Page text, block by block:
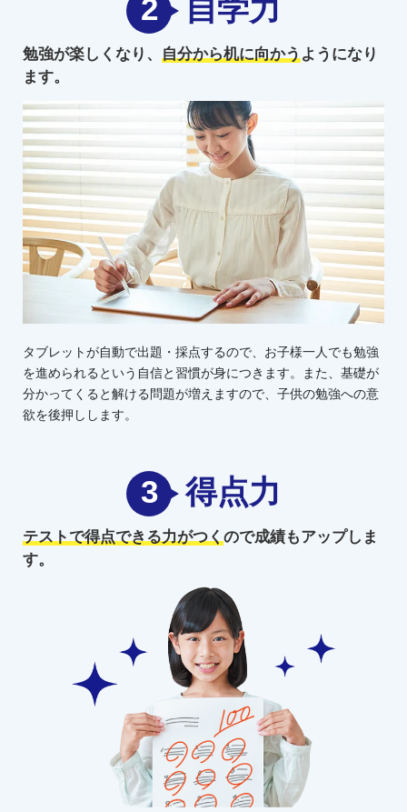
2 自学力
勉強が楽しくなり、 自分から机に向かうようになり
ます。
タブレットが自動で出題・採点するので、お子様一人でも勉強
を進められるという自信と習慣が身につきます。また、基礎が
分かってくると解ける問題が増えますので、子供の勉強への意
欲を後押しします。
3 得点力
テストで得点できる力がつくので成績もアップしま
す。